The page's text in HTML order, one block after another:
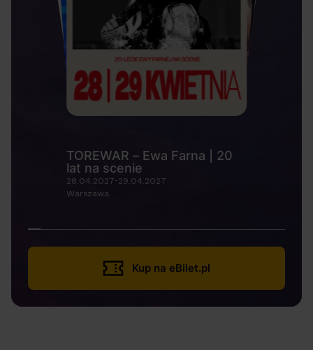
TOREWAR – Ewa Farna | 20
lat na scenie
28.04.2027-29.04.2027
Warszawa
Kup na eBilet.pl